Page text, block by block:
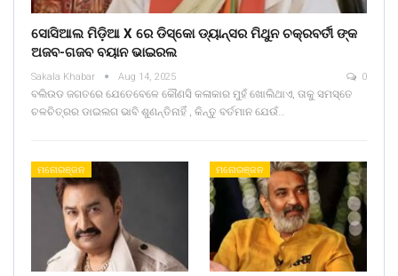
ସୋସିଆଲ ମିଡ଼ିଆ X ରେ ଡିସ୍କୋ ଡ୍ୟାନ୍ସର ମିଥୁନ ଚକ୍ରବର୍ତୀ ଙ୍କ
ଅଜବ-ଗଜବ ବୟାନ ଭାଇରଲ
Sakala Khabar Aug 14, 2025 0
ବଲିଉଡ ଜଗତରେ ଯେତେବେଳେ କୌଣସି କଳାକାର ମୁହଁ ଖୋଲିଥାଏ, ତାକୁ ସମସ୍ତେ
ଚଳଚିତ୍ରର ଡାଇଲଗ ଭାବି ଶୁଣନ୍ତିନାହିଁ , କିନ୍ତୁ ବର୍ତମାନ ଯେଉଁ…
ମନୋରଞ୍ଜନ ମନୋରଞ୍ଜନ